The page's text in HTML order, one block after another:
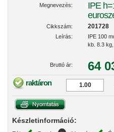
Megnevezés:
IPE
Cikkszám: 201728
Leírás:
IPE 100
kb. 8.3
Bruttó ár: 64
raktáron
Készletinformáció: